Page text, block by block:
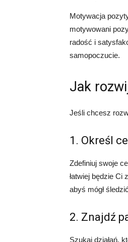
Motywacja
motywowani
radość i
samopoczucie.
Jak
Jeśli chcesz
1. Określ
Zdefiniuj swoje
łatwiej będzie Ci
abyś mógł
2. Znajdź
Szukaj działań,